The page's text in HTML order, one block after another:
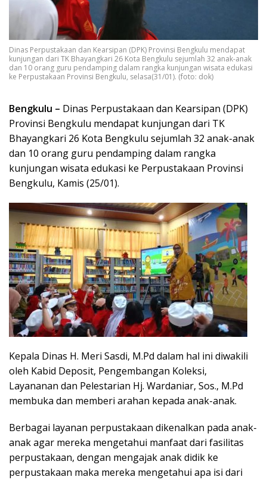
Dinas Perpustakaan dan Kearsipan (DPK) Provinsi Bengkulu mendapat
kunjungan dari TK Bhayangkari 26 Kota Bengkulu sejumlah 32 anak-anak
dan 10 orang guru pendamping dalam rangka kunjungan wisata edukasi
ke Perpustakaan Provinsi Bengkulu, selasa(31/01). (foto: dok)
Bengkulu – Dinas Perpustakaan dan Kearsipan (DPK)
Provinsi Bengkulu mendapat kunjungan dari TK
Bhayangkari 26 Kota Bengkulu sejumlah 32 anak-anak
dan 10 orang guru pendamping dalam rangka
kunjungan wisata edukasi ke Perpustakaan Provinsi
Bengkulu, Kamis (25/01).
Kepala Dinas H. Meri Sasdi, M.Pd dalam hal ini diwakili
oleh Kabid Deposit, Pengembangan Koleksi,
Layananan dan Pelestarian Hj. Wardaniar, Sos., M.Pd
membuka dan memberi arahan kepada anak-anak.
Berbagai layanan perpustakaan dikenalkan pada anak-
anak agar mereka mengetahui manfaat dari fasilitas
perpustakaan, dengan mengajak anak didik ke
perpustakaan maka mereka mengetahui apa isi dari